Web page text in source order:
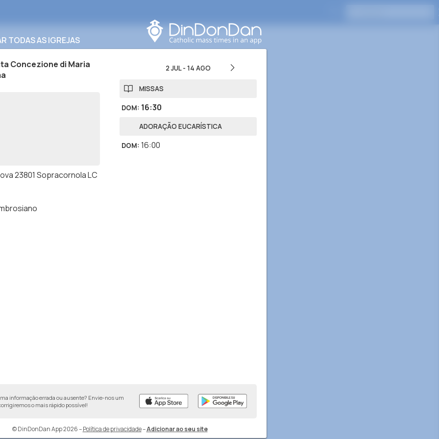
TODAS AS IGREJAS
Concezione di Maria
23801 Sopracornola LC
2 JUL- 14 AGO
MISSAS
DOM: 16:30
ADORAÇÃO EUCARÍSTICA
DOM: 16:00
informação errada ou ausente? Envie-nos um
o mais rápido possível!
© DinDonDan App 2026– Política de privacidade–Adicionar ao seu site